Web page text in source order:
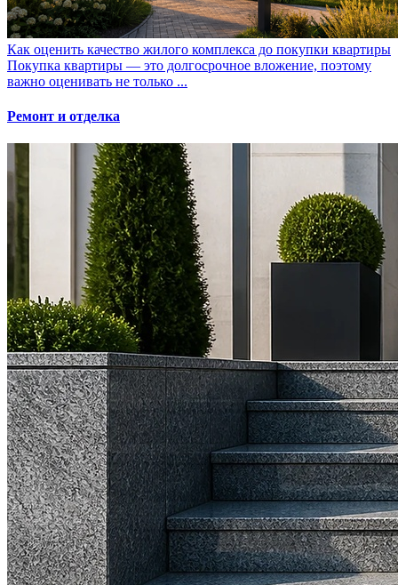
Как оценить качество жилого комплекса до покупки квартиры
Покупка квартиры — это долгосрочное вложение, поэтому
важно оценивать не только ...
Ремонт и отделка